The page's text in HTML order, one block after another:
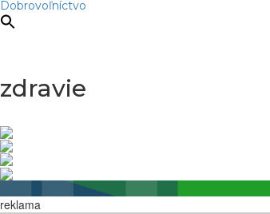
Dobrovoľníctvo
zdravie
reklama